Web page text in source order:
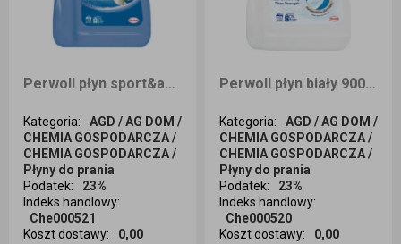
Perwoll płyn sport&active 900ml
Kategoria:
AGD / AG DOM /
CHEMIA GOSPODARCZA /
CHEMIA GOSPODARCZA /
Płyny do prania
Podatek:
23%
Indeks handlowy:
Che000521
Koszt dostawy: 0,00
Ilość sztuk
Perwoll płyn biały 900ml
Kategoria:
AGD / AG DOM /
CHEMIA GOSPODARCZA /
CHEMIA GOSPODARCZA /
Płyny do prania
Podatek:
23%
Indeks handlowy:
Che000520
Koszt dostawy: 0,00
Ilość sztuk